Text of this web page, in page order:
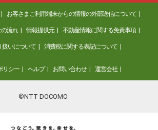
お客さまご利用端末からの情報の外部送信について
流れ 情報提供元 不動産情報に関する免責事項
扱いについて 消費税に関する表記について
リシー ヘルプ お問い合わせ 運営会社
©NTT DOCOMO